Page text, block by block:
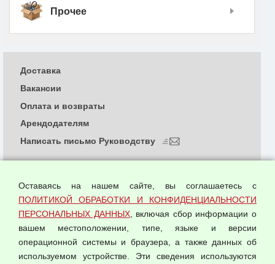
Прочее
Политика обработки и конфиденциальности
персональных данных
Согласием на обработку персональных данных
Оферта оптовой купли-продажи
Публичная оферта
Доставка
Вакансии
Оплата и возвраты
Арендодателям
Написать письмо Руководству
Оставаясь на нашем сайте, вы соглашаетесь с
ПОЛИТИКОЙ ОБРАБОТКИ И КОНФИДЕНЦИАЛЬНОСТИ
ПЕРСОНАЛЬНЫХ ДАННЫХ, включая сбор информации о
вашем местоположении, типе, языке и версии
операционной системы и браузера, а также данных об
используемом устройстве. Эти сведения используются